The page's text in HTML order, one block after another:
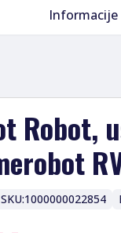
Informacije
Robot,
SKU:1000000022854